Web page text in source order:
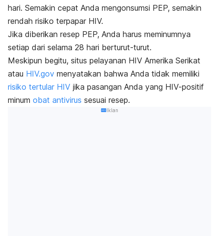
hari. Semakin cepat Anda mengonsumsi PEP, semakin
rendah risiko terpapar HIV.
Jika diberikan resep PEP, Anda harus meminumnya
setiap dari selama 28 hari berturut-turut.
Meskipun begitu, situs pelayanan HIV Amerika Serikat
atau HIV.gov menyatakan bahwa Anda tidak memiliki
risiko tertular HIV jika pasangan Anda yang HIV-positif
minum obat antivirus sesuai resep.
Iklan